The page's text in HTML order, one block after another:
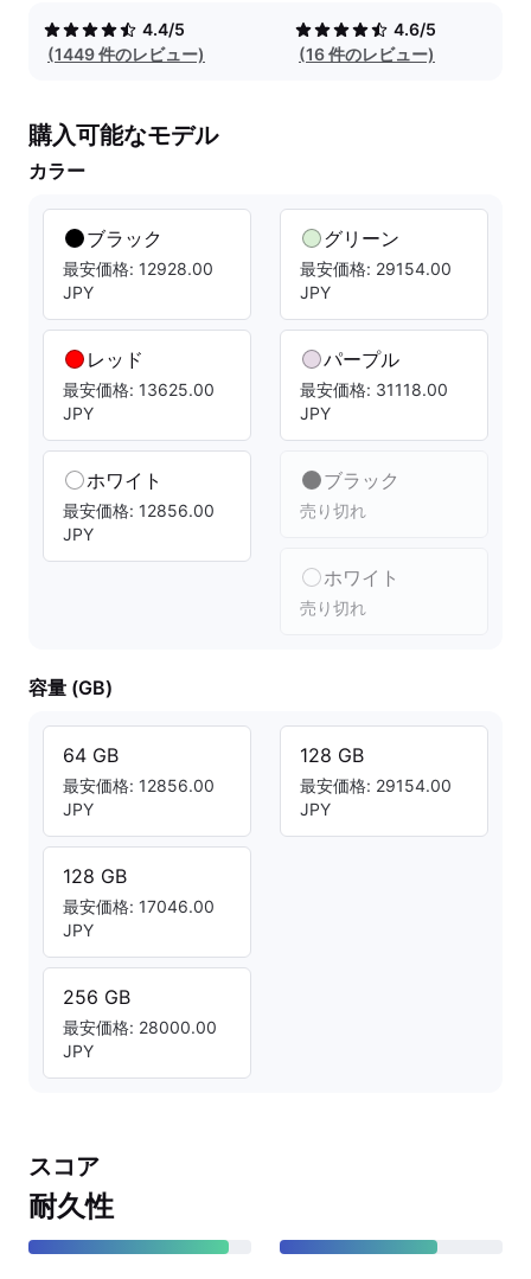
4.4/5
(1449 件のレビュー)
4.6/5
(16 件のレビュー)
購入可能なモデル
カラー
ブラック
最安価格: 12928.00
JPY
レッド
最安価格: 13625.00
JPY
ホワイト
最安価格: 12856.00
JPY
グリーン
最安価格: 29154.00
JPY
パープル
最安価格: 31118.00
JPY
ブラック
売り切れ
ホワイト
売り切れ
容量 (GB)
64 GB
最安価格: 12856.00
JPY
128 GB
最安価格: 17046.00
JPY
256 GB
最安価格: 28000.00
JPY
128 GB
最安価格: 29154.00
JPY
スコア
耐久性